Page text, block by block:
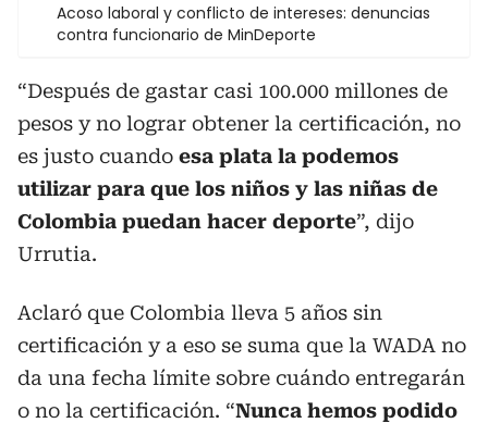
Acoso laboral y conflicto de intereses: denuncias
contra funcionario de MinDeporte
“Después de gastar casi 100.000 millones de
pesos y no lograr obtener la certificación, no
es justo cuando esa plata la podemos
utilizar para que los niños y las niñas de
Colombia puedan hacer deporte”, dijo
Urrutia.
Aclaró que Colombia lleva 5 años sin
certificación y a eso se suma que la WADA no
da una fecha límite sobre cuándo entregarán
o no la certificación. “Nunca hemos podido